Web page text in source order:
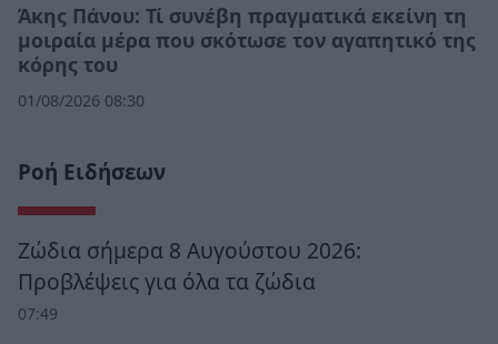
Άκης Πάνου: Τί συνέβη πραγματικά εκείνη τη
μοιραία μέρα που σκότωσε τον αγαπητικό της
κόρης του
01/08/2026 08:30
Ροή Ειδήσεων
Ζώδια σήμερα 8 Αυγούστου 2026:
Προβλέψεις για όλα τα ζώδια
07:49